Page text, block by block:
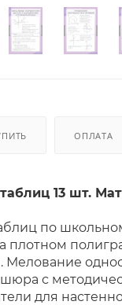
ОПЛАТА
13 шт.
по
плотном
Мелование
с
для